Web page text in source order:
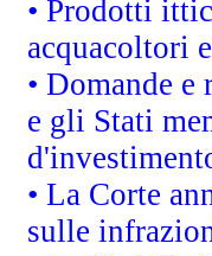
• Prodotti
acquacoltori
• Domande
e gli Stati
• La Corte
sulle